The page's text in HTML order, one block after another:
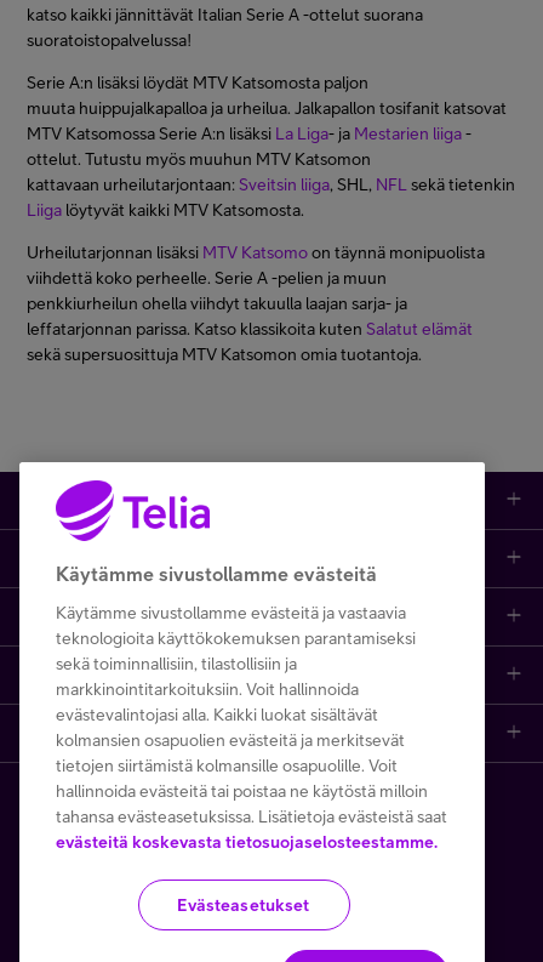
katso kaikki jännittävät Italian Serie A -ottelut suorana
suoratoistopalvelussa!
Serie A:n lisäksi löydät MTV Katsomosta paljon
muuta huippujalkapalloa ja urheilua. Jalkapallon tosifanit katsovat
MTV Katsomossa Serie A:n lisäksi La Liga- ja Mestarien liiga-
ottelut. Tutustu myös muuhun MTV Katsomon
kattavaan urheilutarjontaan:Sveitsin liiga, SHL, NFL sekä tietenkin
Liiga löytyvät kaikki MTV Katsomosta.
Urheilutarjonnan lisäksi MTV Katsomoon täynnä monipuolista
viihdettä koko perheelle. Serie A -pelien ja muun
penkkiurheilun ohella viihdyt takuulla laajan sarja- ja
leffatarjonnan parissa. Katso klassikoita kutenSalatut elämät
sekä supersuosittuja MTV Katsomon omia tuotantoja.
Kauppa
Puhelinliittymät
Mobiililaajakaista
Kodin laajakaista
Prepaid-liittymät
MTV Katsomo
Tarjoukset
iPhone 17
Samsung S26
Viaplay
Suoratoistopalvelut
Asiakastuki netissä
Etsi apua ja ohjeita
Tilauksen peruuttaminen
Opi ja inspiroidu
Nopeustesti (speed test)
Ota yhteyttä
Asiakaspalvelun yhteystiedot
Asioi kirjautuneena
Etsi Telia Kauppa
Yhteystiedot yrityksille
Telia Finland
Telia yrityksenä
Medialle
Avoimet työpaikat
Copyright Telia Company 2026 Tietosuoja ja -turva
Käyttöehdot Evästeiden käyttö
Toimitusehdot ja palvelukuvaukset
Käytämme sivustollamme evästeitä
Käytämme sivustollamme evästeitä ja vastaavia
teknologioita käyttökokemuksen parantamiseksi
sekä toiminnallisiin, tilastollisiin ja
markkinointitarkoituksiin. Voit hallinnoida
evästevalintojasi alla. Kaikki luokat sisältävät
kolmansien osapuolien evästeitä ja merkitsevät
tietojen siirtämistä kolmansille osapuolille. Voit
hallinnoida evästeitä tai poistaa ne käytöstä milloin
tahansa evästeasetuksissa. Lisätietoja evästeistä saat
evästeitä koskevasta tietosuojaselosteestamme.
Evästeasetukset